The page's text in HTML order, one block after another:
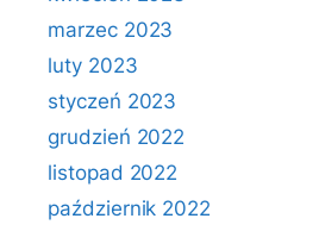
marzec 2023
luty 2023
styczeń 2023
grudzień 2022
listopad 2022
październik 2022